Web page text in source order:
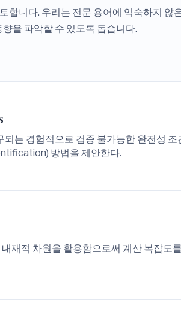
니다. 우리는 전문 용어에 익숙하지 않
을 파악할 수 있도록 돕습니다.
는 경험적으로 검증 불가능한 완전성
방법을 제안한다.
적 차원을 활용함으로써 계산 복잡도